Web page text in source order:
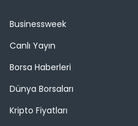
Businessweek
Canlı Yayın
Borsa Haberleri
Dünya Borsaları
Kripto Fiyatları